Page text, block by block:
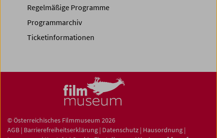
Regelmäßige Programme
Programmarchiv
Ticketinformationen
© Österreichisches Filmmuseum 2026
AGB | Barrierefreiheitserklärung | Datenschutz | Hausordnung |